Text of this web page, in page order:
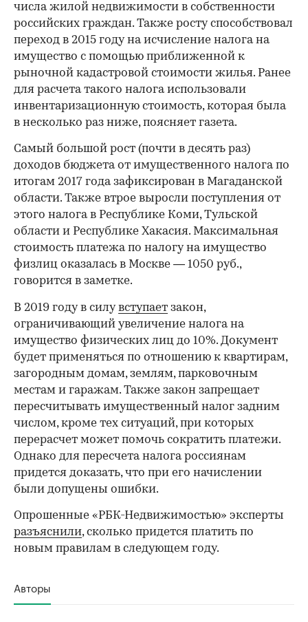
числа жилой недвижимости в собственности
российских граждан. Также росту способствовал
переход в 2015 году на исчисление налога на
имущество с помощью приближенной к
рыночной кадастровой стоимости жилья. Ранее
для расчета такого налога использовали
инвентаризационную стоимость, которая была
в несколько раз ниже, поясняет газета.
Самый большой рост (почти в десять раз)
доходов бюджета от имущественного налога по
итогам 2017 года зафиксирован в Магаданской
области. Также втрое выросли поступления от
этого налога в Республике Коми, Тульской
области и Республике Хакасия. Максимальная
стоимость платежа по налогу на имущество
физлиц оказалась в Москве — 1050 руб.,
говорится в заметке.
В 2019 году в силувступает закон,
ограничивающий увеличение налога на
имущество физических лиц до 10%. Документ
будет применяться по отношению к квартирам,
загородным домам, землям, парковочным
местам и гаражам. Также закон запрещает
пересчитывать имущественный налог задним
числом, кроме тех ситуаций, при которых
перерасчет может помочь сократить платежи.
Однако для пересчета налога россиянам
придется доказать, что при его начислении
были допущены ошибки.
Опрошенные «РБК-Недвижимостью» эксперты
разъяснили, сколько придется платить по
новым правилам в следующем году.
Авторы